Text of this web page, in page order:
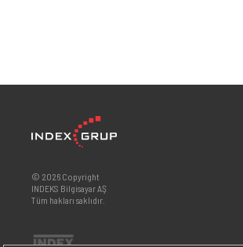
© 2026 Copyright
INDEKS Bilgisayar AŞ
Tüm hakları saklıdır.